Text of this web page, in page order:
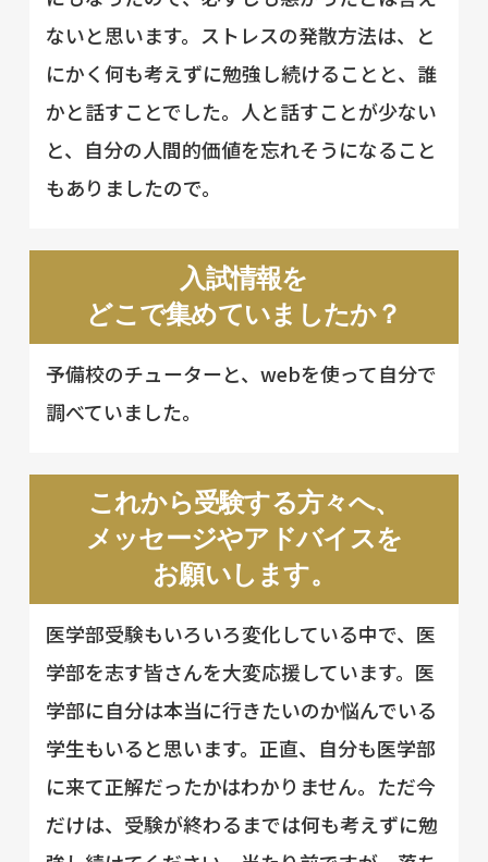
ないと思います。ストレスの発散方法は、と
にかく何も考えずに勉強し続けることと、誰
かと話すことでした。人と話すことが少ない
と、自分の人間的価値を忘れそうになること
もありましたので。
入試情報を
どこで集めていましたか？
予備校のチューターと、webを使って自分で
調べていました。
これから受験する方々へ、
メッセージやアドバイスを
お願いします。
医学部受験もいろいろ変化している中で、医
学部を志す皆さんを大変応援しています。医
学部に自分は本当に行きたいのか悩んでいる
学生もいると思います。正直、自分も医学部
に来て正解だったかはわかりません。ただ今
だけは、受験が終わるまでは何も考えずに勉